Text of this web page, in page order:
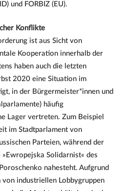
und FORBIZ (EU).
Konflikte
ist aus Sicht von
Kooperation innerhalb der
haben auch die letzten
2020 eine Situation im
in der Bürgermeister*innen und
häufig
Lager vertreten. Zum Beispiel
im Stadtparlament von
Parteien, während der
Solidarnist« des
nahesteht. Aufgrund
industriellen Lobbygruppen